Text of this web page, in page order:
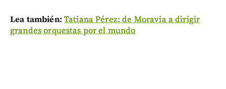
Lea también: Tatiana Pérez: de Moravia a dirigir
grandes orquestas por el mundo